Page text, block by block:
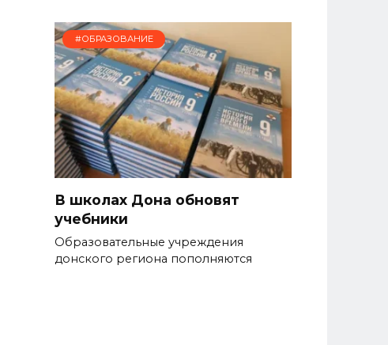
#ОБРАЗОВАНИЕ
В школах Дона обновят
учебники
Образовательные учреждения
донского региона пополняются